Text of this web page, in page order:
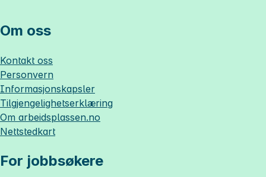
Om oss
Kontakt oss
Personvern
Informasjonskapsler
Tilgjengelighetserklæring
Om arbeidsplassen.no
Nettstedkart
For jobbsøkere